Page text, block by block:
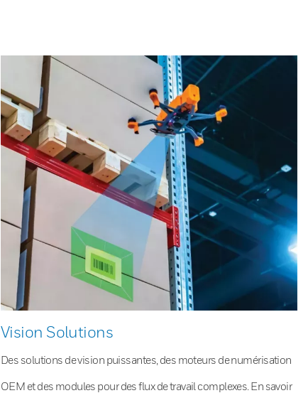
Vision Solutions
Des solutions de vision puissantes, des moteurs de numérisation
OEM et des modules pour des flux de travail complexes. En savoir